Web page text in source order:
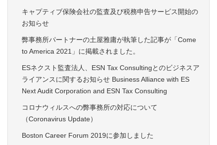
キャプティブ保険会社の監査及び税務申告サービス開始の
お知らせ
弊事務所パートナーの土屋雅庸が執筆した記事が「Come
to America 2021」に掲載されました。
ESネクスト監査法人、ESN Tax Consultingとのビジネスア
ライアンスに関するお知らせ Business Alliance with ES
Next Audit Corporation and ESN Tax Consulting
コロナウィルスへの弊事務所の対応について
（Coronavirus Update）
Boston Career Forum 2019に参加しました